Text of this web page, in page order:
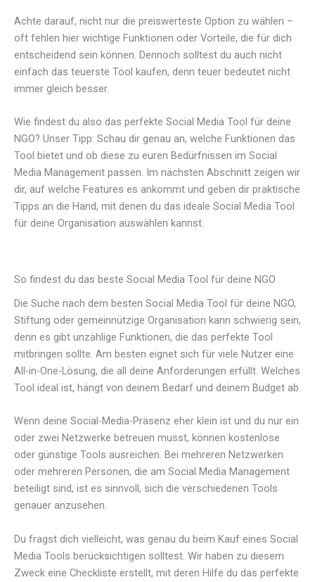
Achte darauf, nicht nur die preiswerteste Option zu wählen –
oft fehlen hier wichtige Funktionen oder Vorteile, die für dich
entscheidend sein können. Dennoch solltest du auch nicht
einfach das teuerste Tool kaufen, denn teuer bedeutet nicht
immer gleich besser.
Wie findest du also das perfekte Social Media Tool für deine
NGO? Unser Tipp: Schau dir genau an, welche Funktionen das
Tool bietet und ob diese zu euren Bedürfnissen im Social
Media Management passen. Im nächsten Abschnitt zeigen wir
dir, auf welche Features es ankommt und geben dir praktische
Tipps an die Hand, mit denen du das ideale Social Media Tool
für deine Organisation auswählen kannst.
So findest du das beste Social Media Tool für deine NGO
Die Suche nach dem besten Social Media Tool für deine NGO,
Stiftung oder gemeinnützige Organisation kann schwierig sein,
denn es gibt unzählige Funktionen, die das perfekte Tool
mitbringen sollte. Am besten eignet sich für viele Nutzer eine
All-in-One-Lösung, die all deine Anforderungen erfüllt. Welches
Tool ideal ist, hängt von deinem Bedarf und deinem Budget ab.
Wenn deine Social-Media-Präsenz eher klein ist und du nur ein
oder zwei Netzwerke betreuen musst, können kostenlose
oder günstige Tools ausreichen. Bei mehreren Netzwerken
oder mehreren Personen, die am Social Media Management
beteiligt sind, ist es sinnvoll, sich die verschiedenen Tools
genauer anzusehen.
Du fragst dich vielleicht, was genau du beim Kauf eines Social
Media Tools berücksichtigen solltest. Wir haben zu diesem
Zweck eine Checkliste erstellt, mit deren Hilfe du das perfekte